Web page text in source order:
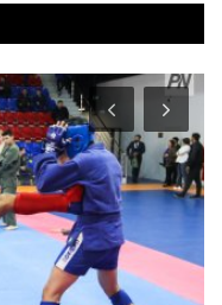
Летний спорт